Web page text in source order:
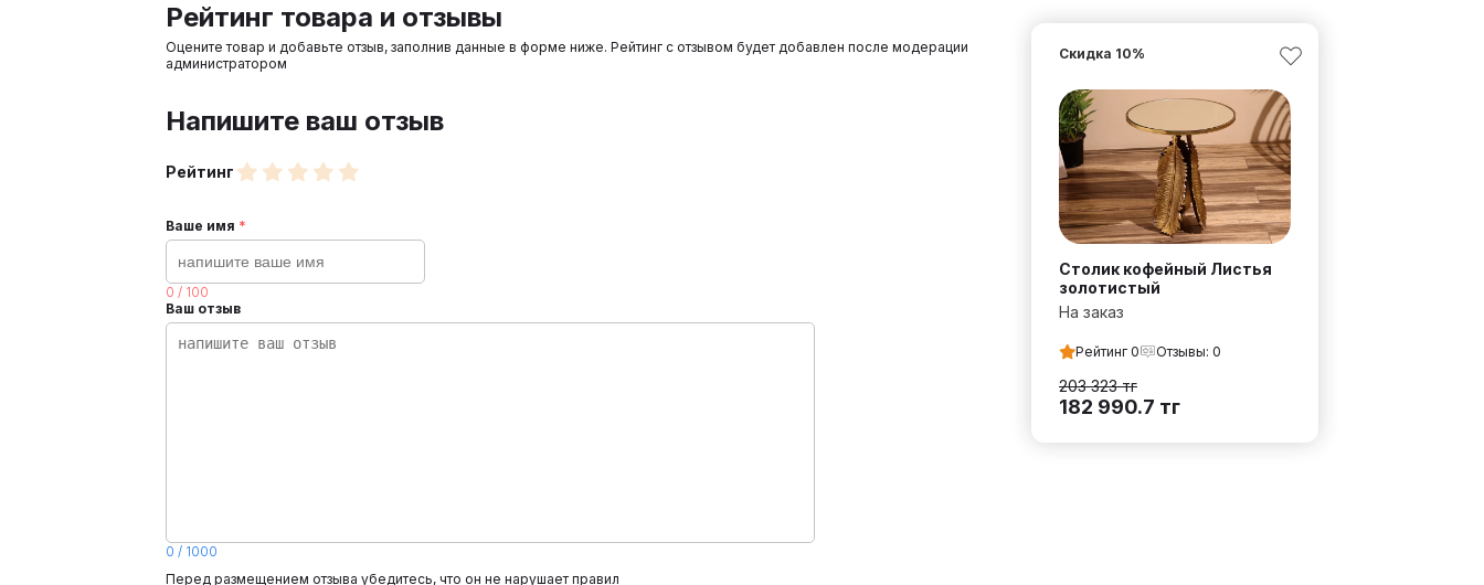
Рейтинг товара и отзывы
Оцените товар и добавьте отзыв, заполнив данные в форме ниже. Рейтинг с отзывом будет добавлен после модерации
администратором
Напишите ваш отзыв
Рейтинг
Ваше имя *
0 / 100
Ваш отзыв
0 / 1000
Перед размещением отзыва убедитесь, что он не нарушает правил
Столик кофейный Листья
золотистый
Скидка 10%
На заказ
Рейтинг 0 Отзывы: 0
203 323тг
182 990.7 тг